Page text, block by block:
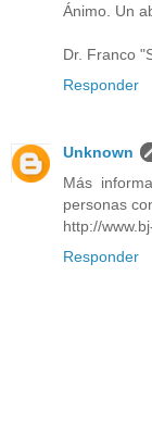
Ánimo. Un
Dr. Franco
Responder
Unknown
Más
personas
http://
Responder